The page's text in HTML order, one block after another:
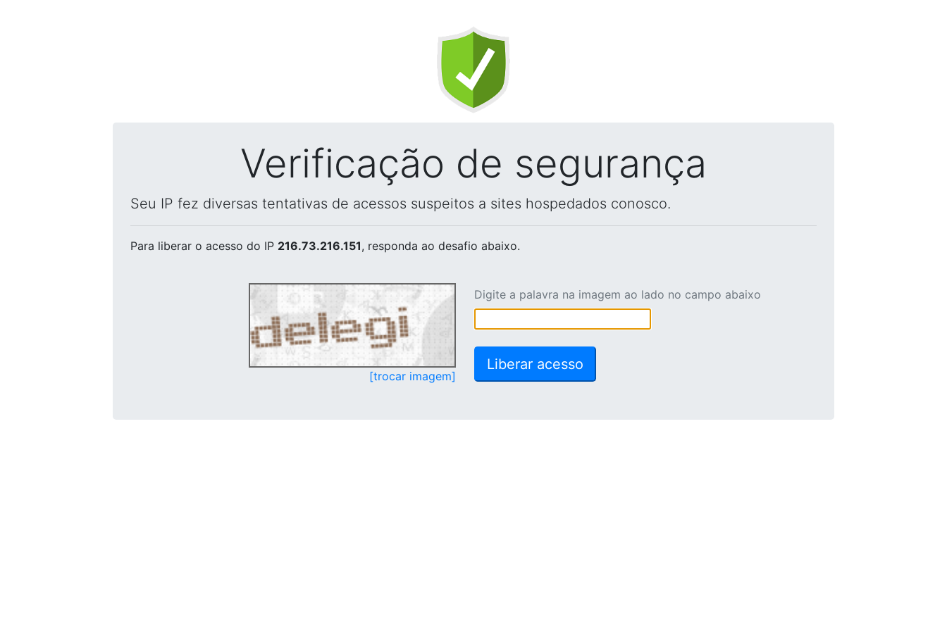
Verificação de segurança
Seu IP fez diversas tentativas de acessos suspeitos a sites hospedados conosco.
Para liberar o acesso do IP 216.73.216.151, responda ao desafio abaixo.
[trocar imagem]
Digite a palavra na imagem ao lado no campo abaixo